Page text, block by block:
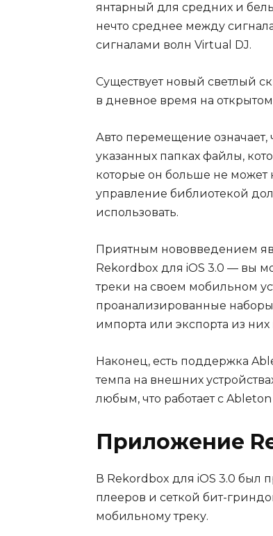
янтарный для средних и
нечто среднее между
сигналами волн Virtual DJ.
Существует новый светлый
в дневное время на
Авто перемещение означает,
указанных папках файлы,
которые он больше не
управление библиотекой
использовать.
Приятным нововведением
Rekordbox для iOS 3.0 — вы
треки на своем мобильном
проанализированные
импорта или экспорта из них
Наконец, есть поддержка
темпа на внешних
любым, что работает с Ableton
Приложение
В Rekordbox для iOS 3.0 был
плееров и сеткой бит-
мобильному треку.